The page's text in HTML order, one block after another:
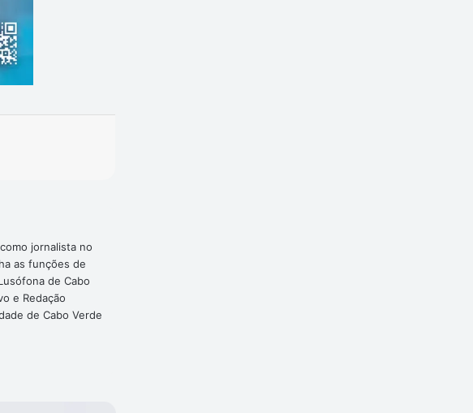
jornalista no
as funções de
de Cabo
e Redação
de Cabo Verde